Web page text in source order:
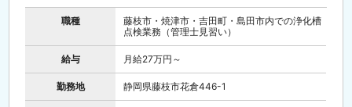
職種
藤枝市・焼津市・吉田町・島田市内での浄化槽
点検業務（管理士見習い）
給与 月給27万円～
勤務地 静岡県藤枝市花倉446-1